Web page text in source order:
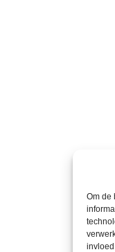
Om de